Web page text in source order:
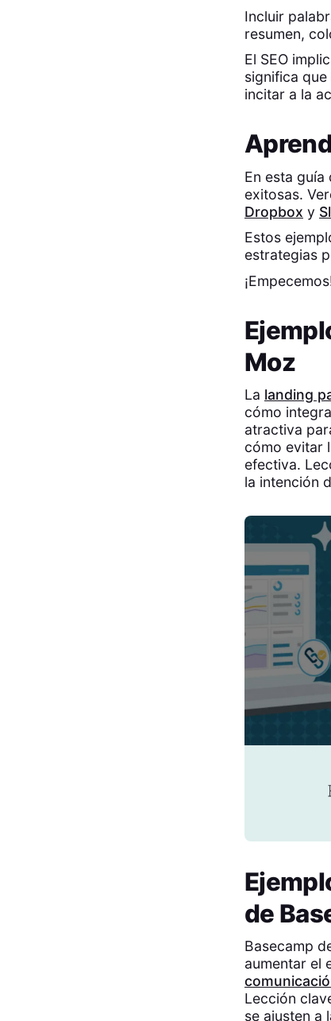
Incluir
resumen,
El SEO
significa
incitar a la
En esta
exitosas.
Dropbox y
Estos
estrategias
Moz
La landing
cómo
atractiva
cómo evitar
efectiva.
la intención
de
Basecamp
aumentar el
Lección
se ajusten a